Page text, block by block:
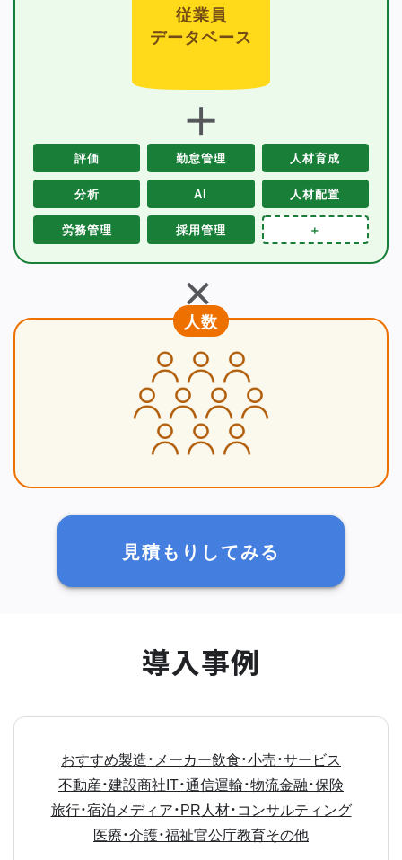
従業員
データベース
＋
評価 勤怠管理 人材育成
分析 AI 人材配置
労務管理 採用管理 ＋
＋
人数
見積もりしてみる
導入事例
おすすめ製造・メーカー飲食・小売・サービス
不動産・建設商社IT・通信運輸・物流金融・保険
旅行・宿泊 メディア・PR人材・コンサルティング
医療・介護・福祉官公庁教育その他